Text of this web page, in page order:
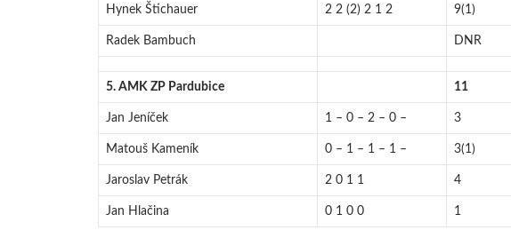
Hynek Štichauer 2 2 (2) 2 1 2 9(1)
Radek Bambuch DNR
5. AMK ZP Pardubice 11
Jan Jeníček 1 – 0 – 2 – 0 – 3
Matouš Kameník 0 – 1 – 1 – 1 – 3(1)
Jaroslav Petrák 2 0 1 1 4
Jan Hlačina 0 1 0 0 1